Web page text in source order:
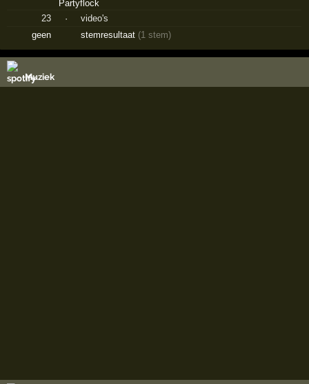
23 ·
video's
geen
stemresultaat (1 stem)
Muziek